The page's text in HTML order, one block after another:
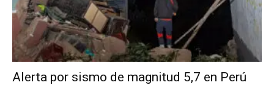
Alerta por sismo de magnitud 5,7 en Perú